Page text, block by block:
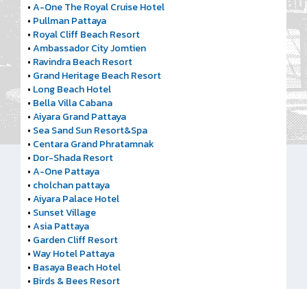
•A-One The Royal Cruise Hotel
• Pullman Pattaya
• Royal Cliff Beach Resort
•Ambassador City Jomtien
• Ravindra Beach Resort
• Grand Heritage Beach Resort
• Long Beach Hotel
• Bella Villa Cabana
•Aiyara Grand Pattaya
• Sea Sand Sun Resort&Spa
• Centara Grand Phratamnak
• Dor-Shada Resort
•A-One Pattaya
• cholchan pattaya
•Aiyara Palace Hotel
• Sunset Village
•Asia Pattaya
• Garden Cliff Resort
•Way Hotel Pattaya
• Basaya Beach Hotel
• Birds & Bees Resort